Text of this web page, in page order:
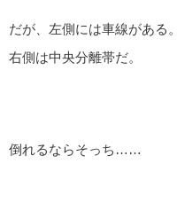
だが、左側には車線がある。
右側は中央分離帯だ。
倒れるならそっち……